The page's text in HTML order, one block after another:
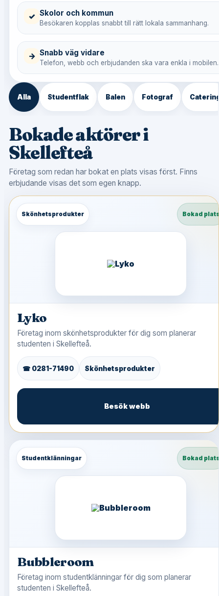
✓ Skolor och kommun
Besökaren kopplas snabbt till rätt lokala sammanhang.
→ Snabb väg vidare
Telefon, webb och erbjudanden ska vara enkla i mobilen.
Alla Studentflak Balen Fotograf
Bokade aktörer i
Skellefteå
Företag som redan har bokat en plats visas först. Finns
erbjudande visas det som egen knapp.
Skönhetsprodukter Bokad
Lyko
Företag inom skönhetsprodukter för dig som planerar
studenten i Skellefteå.
☎ 0281-71490 Skönhetsprodukter
Besök webb
Studentklänningar Bokad
Bubbleroom
Företag inom studentklänningar för dig som planerar
studenten i Skellefteå.